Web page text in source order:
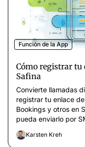
Función de la App
Cómo registrar tu
Safina
Convierte llamadas
registrar tu enlace
Bookings y otros en
pueda enviarlo por
Karsten Kreh